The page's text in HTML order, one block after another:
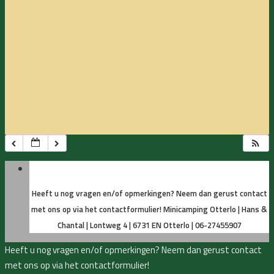
Heeft u nog vragen en/of opmerkingen? Neem dan gerust contact
met ons op via het contactformulier!Minicamping Otterlo | Hans &
Chantal | Lontweg 4 | 6731 EN Otterlo | 06-27455907
Heeft u nog vragen en/of opmerkingen? Neem dan gerust contact
met ons op via het contactformulier!